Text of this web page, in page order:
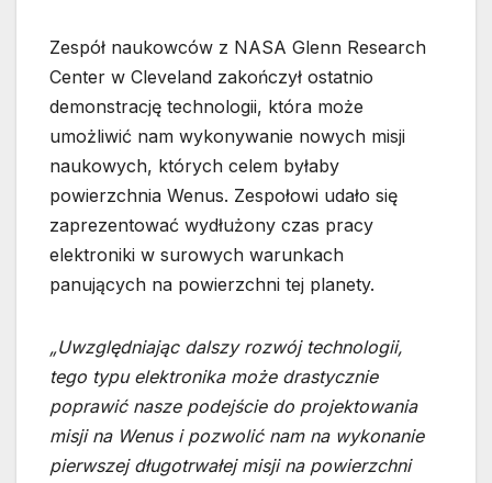
Zespół naukowców z NASA Glenn Research
Center w Cleveland zakończył ostatnio
demonstrację technologii, która może
umożliwić nam wykonywanie nowych misji
naukowych, których celem byłaby
powierzchnia Wenus. Zespołowi udało się
zaprezentować wydłużony czas pracy
elektroniki w surowych warunkach
panujących na powierzchni tej planety.
„Uwzględniając dalszy rozwój technologii,
tego typu elektronika może drastycznie
poprawić nasze podejście do projektowania
misji na Wenus i pozwolić nam na wykonanie
pierwszej długotrwałej misji na powierzchni